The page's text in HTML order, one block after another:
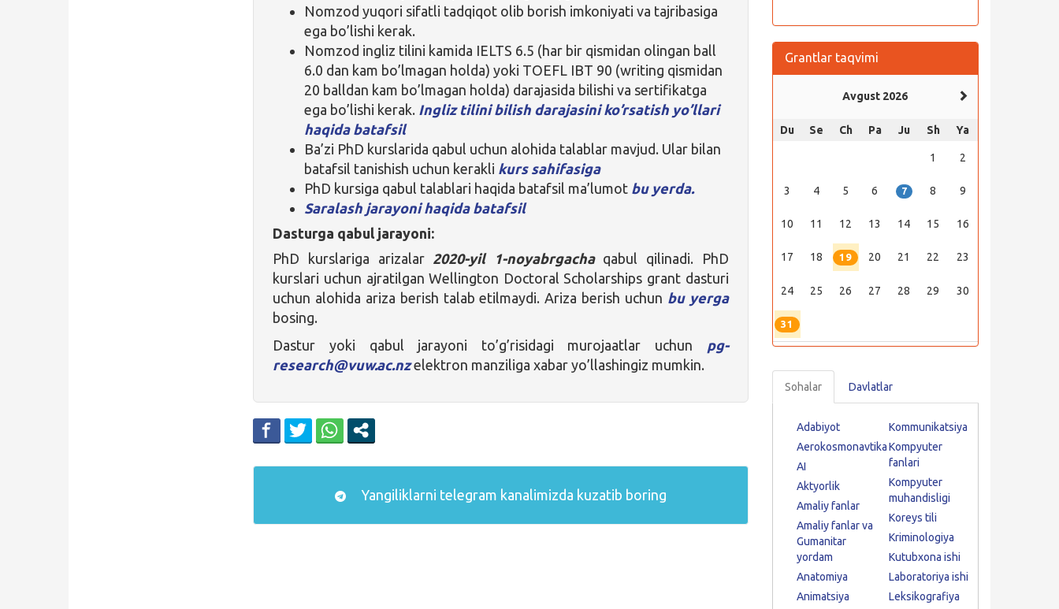
Nomzod yuqori sifatli tadqiqot olib borish imkoniyati va tajribasiga
ega bo’lishi kerak.
Nomzod ingliz tilini kamida IELTS 6.5 (har bir qismidan olingan ball
6.0 dan kam bo’lmagan holda) yoki TOEFL IBT 90 (writing qismidan
20 balldan kam bo’lmagan holda) darajasida bilishi va sertifikatga
ega bo’lishi kerak. Ingliz tilini bilish darajasini ko’rsatish yo’llari
haqida batafsil
Ba’zi PhD kurslarida qabul uchun alohida talablar mavjud. Ular bilan
batafsil tanishish uchun kerakli kurs sahifasiga
PhD kursiga qabul talablari haqida batafsil ma’lumot bu yerda.
Saralash jarayoni haqida batafsil
Dasturga qabul jarayoni:
PhD kurslariga arizalar2020-yil 1-noyabrgacha qabul qilinadi. PhD
kurslari uchun ajratilgan Wellington Doctoral Scholarships grant dasturi
uchun alohida ariza berish talab etilmaydi. Ariza berish uchun bu yerga
bosing.
Dastur yoki qabul jarayoni to’g’risidagi murojaatlar uchun
pg-
research@vuw.ac.nzelektron manziliga xabar yo’llashingiz mumkin.
Yangiliklarni telegram kanalimizda kuzatib boring
Grantlar taqvimi
Avgust 2026
Du Se Ch Pa Ju Sh Ya
1 2
3 4 5 6 7 8 9
10 11 12 13 14 15 16
17 18 19 20 21 22 23
24 25 26 27 28 29 30
31
Sohalar Davlatlar
Adabiyot
Aerokosmonavtika
AI
Aktyorlik
Amaliy fanlar
Amaliy fanlar va
Gumanitar
yordam
Anatomiya
Animatsiya
Kommunikatsiya
Kompyuter
fanlari
Kompyuter
muhandisligi
Koreys tili
Kriminologiya
Kutubxona ishi
Laboratoriya ishi
Leksikografiya